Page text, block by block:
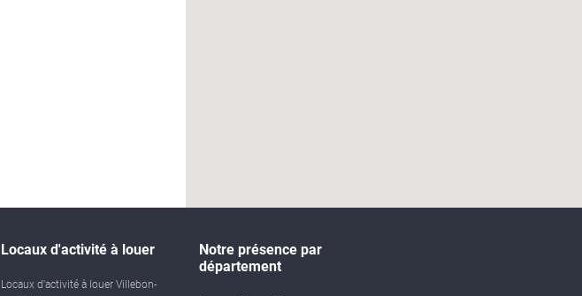
Locaux d'activité à louer
Locaux d'activité à louer Villebon-
Notre présence par
département